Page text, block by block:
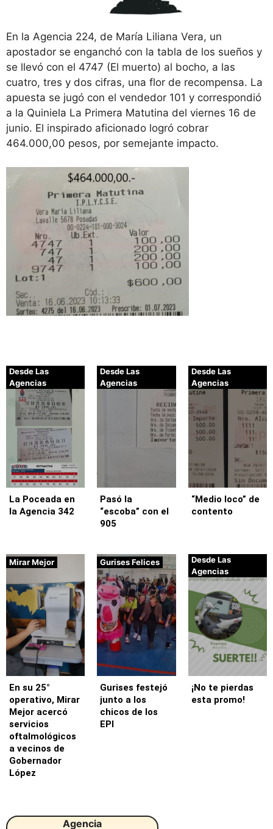
En la Agencia 224, de María Liliana Vera, un
apostador se enganchó con la tabla de los sueños y
se llevó con el 4747 (El muerto) al bocho, a las
cuatro, tres y dos cifras, una flor de recompensa. La
apuesta se jugó con el vendedor 101 y correspondió
a la Quiniela La Primera Matutina del viernes 16 de
junio. El inspirado aficionado logró cobrar
464.000,00 pesos, por semejante impacto.
Desde Las
Agencias
La Poceada en
la Agencia 342
Desde Las
Agencias
Pasó la
“escoba” con el
905
Desde Las
Agencias
“Medio loco” de
contento
Mirar Mejor
En su 25°
operativo, Mirar
Mejor acercó
servicios
oftalmológicos
a vecinos de
Gobernador
López
Gurises Felices
Gurises festejó
junto a los
chicos de los
EPI
Desde Las
Agencias
¡No te pierdas
esta promo!
Agencia